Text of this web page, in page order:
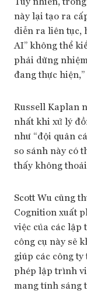
này lại tạo ra
diễn ra liên tục,
AI” không thể
phải dừng
đang thực
Russell Kaplan
nhất khi xử lý
như “đội quân
so sánh này có
thấy không
Scott Wu cũng
Cognition xuất
việc của các
công cụ này sẽ
giúp các công
phép lập trình
mang tính sáng